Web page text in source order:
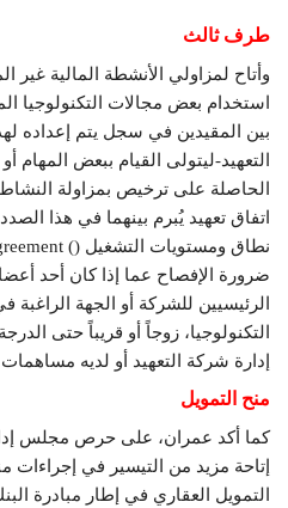
طرف ثالث
وأتاح لمزاولي الأنشطة المالية غير
استخدام بعض مجالات التكنولوجيا
بين المقيدين في سجل يتم إعداده
التعهيد-ليتولى القيام ببعض المهام
الحاصلة على ترخيص بمزاولة
اتفاق تعهيد يُبرم بينهما في هذا
ضرورة الإفصاح عما إذا كان أحد
الرئيسيين للشركة أو الجهة
التكنولوجيا، زوجاً أو قريباً حتى
إدارة شركة التعهيد أو لديه
منح التمويل
كما أكد عمران، على حرص مجلس
إتاحة مزيد من التيسير في
التمويل العقاري في إطار مبادرة